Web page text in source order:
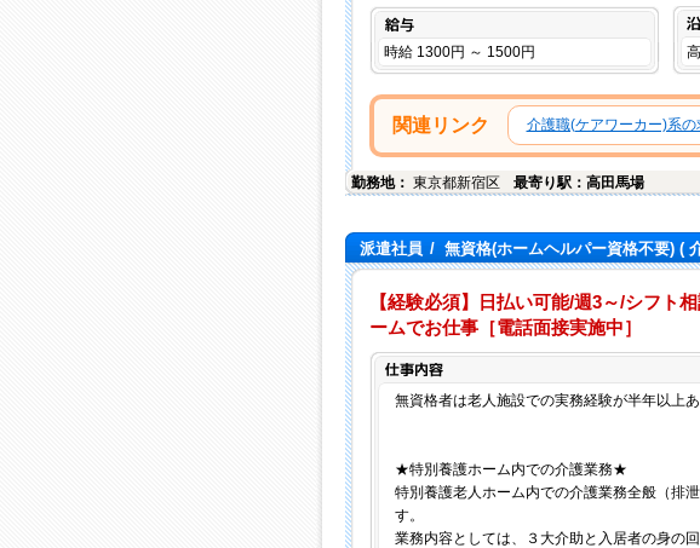
給与
時給 1300円 ～ 1500円
関連リンク 介護職(ケアワーカー)系の
勤務地： 東京都新宿区 最寄り駅：高田馬場
派遣社員 / 無資格(ホームヘルパー資格不要)(
【経験必須】日払い可能/週3～/シフト
ームでお仕事［電話面接実施中］
無資格者は老人施設での実務経験が半年以上
★特別養護ホーム内での介護業務★
特別養護老人ホーム内での介護業務全般（排
す。
業務内容としては、３大介助と入居者の身の回